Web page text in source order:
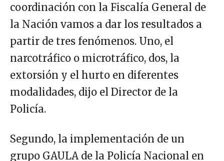
coordinación con la Fiscalía General de
la Nación vamos a dar los resultados a
partir de tres fenómenos. Uno, el
narcotráfico o microtráfico, dos, la
extorsión y el hurto en diferentes
modalidades, dijo el Director de la
Policía.
Segundo, la implementación de un
grupo GAULA de la Policía Nacional en